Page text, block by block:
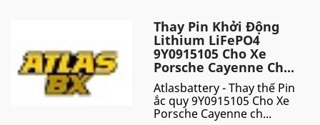
Thay Pin Khởi Động
Lithium LiFePO4
9Y0915105 Cho Xe
Porsche Cayenne Ch...
Atlasbattery - Thay thế Pin
ắc quy 9Y0915105 Cho Xe
Porsche Cayenne ch...